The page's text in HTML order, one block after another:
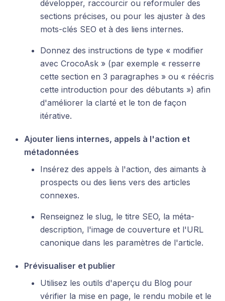
développer, raccourcir ou reformuler des
sections précises, ou pour les ajuster à des
mots-clés SEO et à des liens internes.
Donnez des instructions de type « modifier
avec CrocoAsk » (par exemple « resserre
cette section en 3 paragraphes » ou « réécris
cette introduction pour des débutants ») afin
d'améliorer la clarté et le ton de façon
itérative.
Ajouter liens internes, appels à l'action et
métadonnées
Insérez des appels à l'action, des aimants à
prospects ou des liens vers des articles
connexes.
Renseignez le slug, le titre SEO, la méta-
description, l'image de couverture et l'URL
canonique dans les paramètres de l'article.
Prévisualiser et publier
Utilisez les outils d'aperçu du Blog pour
vérifier la mise en page, le rendu mobile et le